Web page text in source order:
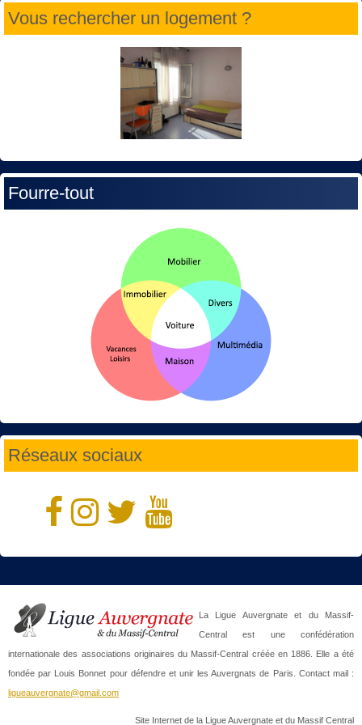
Vous rechercher un logement ?
Fourre-tout
Réseaux sociaux
La Ligue Auvergnate et du Massif-
Central est une confédération
internationale des associations originaires du Massif-Central créée en 1886. Elle a été
fondée par Louis Bonnet pour défendre et unir les Auvergnats de Paris. Contact mail :
ligueauvergnate@gmail.com
Site Internet de la Ligue Auvergnate et du Massif Central